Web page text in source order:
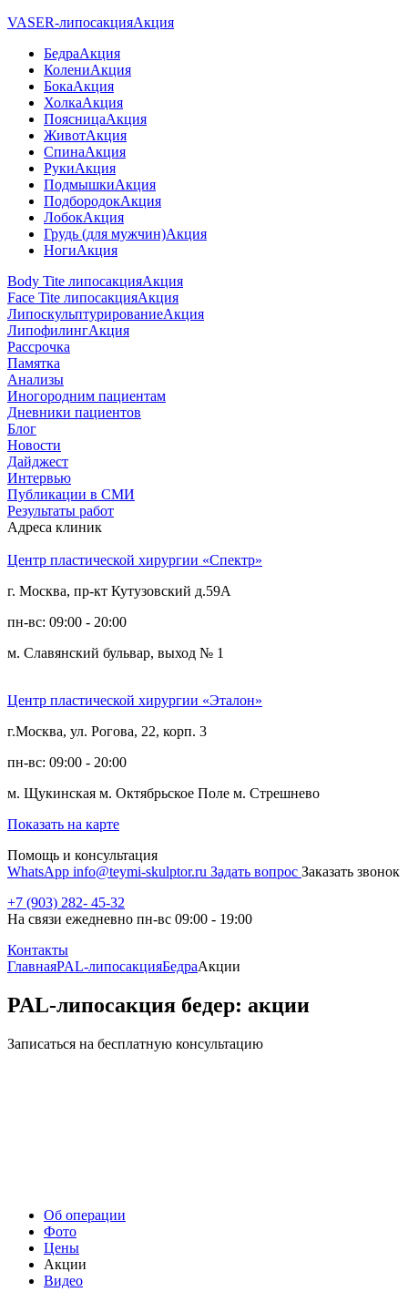
VASER-липосакцияАкция
БедраАкция
КолениАкция
БокаАкция
ХолкаАкция
ПоясницаАкция
ЖивотАкция
СпинаАкция
РукиАкция
ПодмышкиАкция
ПодбородокАкция
ЛобокАкция
Грудь (для мужчин)Акция
НогиАкция
Body Tite липосакцияАкция
Face Tite липосакцияАкция
ЛипоскульптурированиеАкция
ЛипофилингАкция
Рассрочка
Памятка
Анализы
Иногородним пациентам
Дневники пациентов
Блог
Новости
Дайджест
Интервью
Публикации в СМИ
Результаты работ
Адреса клиник
Центр пластической хирургии «Спектр»
г. Москва, пр-кт Кутузовский д.59А
пн-вс: 09:00 - 20:00
м. Славянский бульвар, выход № 1
Центр пластической хирургии «Эталон»
г.Москва, ул. Рогова, 22, корп. 3
пн-вс: 09:00 - 20:00
м. Щукинская м. Октябрьское Поле м. Стрешнево
Показать на карте
Помощь и консультация
WhatsApp info@teymi-skulptor.ru Задать вопрос Заказать звонок
+7 (903) 282- 45-32
На связи ежедневно пн-вс 09:00 - 19:00
Контакты
ГлавнаяPAL-липосакцияБедраАкции
PAL-липосакция бедер: акции
Записаться на бесплатную консультацию
Об операции
Фото
Цены
Акции
Видео